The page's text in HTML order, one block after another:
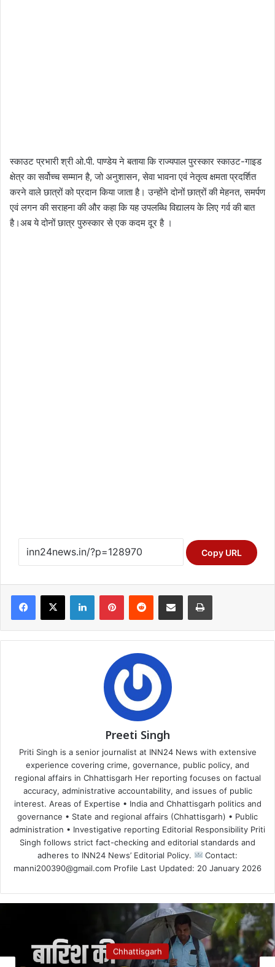
स्काउट प्रभारी श्री ओ.पी. पाण्डेय ने बताया कि राज्यपाल पुरस्कार स्काउट-गाइड
क्षेत्र का सर्वोच्च सम्मान है, जो अनुशासन, सेवा भावना एवं नेतृत्व क्षमता प्रदर्शित
करने वाले छात्रों को प्रदान किया जाता है। उन्होंने दोनों छात्रों की मेहनत, समर्पण
एवं लगन की सराहना की और कहा कि यह उपलब्धि विद्यालय के लिए गर्व की बात
है।अब ये दोनों छात्र पुरुस्कार से एक कदम दूर है ।
Copy URL
Facebook
X LinkedInPinterestReddit Share via Email Print
Preeti Singh
Priti Singh is a senior journalist at INN24 News with extensive
experience covering crime, governance, public policy, and
regional affairs in Chhattisgarh Her reporting focuses on factual
accuracy, administrative accountability, and issues of public
interest. Areas of Expertise • India and Chhattisgarh politics and
governance • State and regional affairs (Chhattisgarh) • Public
administration • Investigative reporting Editorial Responsibility Priti
Singh follows strict fact-checking and editorial standards and
adheres to INN24 News’ Editorial Policy.
Contact:
manni200390@gmail.com Profile Last Updated: 20 January 2026
Chhattisgarh